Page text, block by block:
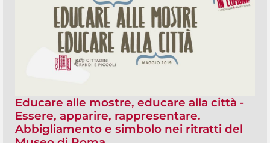
Educare alle mostre, educare alla città -
Essere, apparire, rappresentare.
Abbigliamento e simbolo nei ritratti del